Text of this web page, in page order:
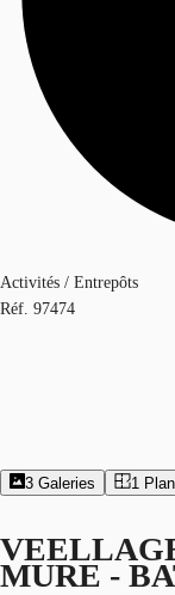
Activités / Entrepôts
Réf. 97474
3 Galeries 1 Plan
MURE -